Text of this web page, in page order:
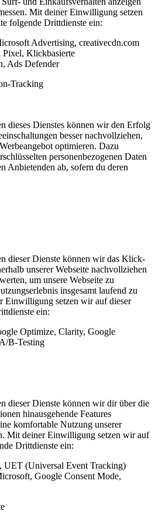
Mit deiner Einwilligung setzen
folgende Drittdienste ein:
Advertising, creativecdn.com
Klickbasierte
Ads Defender
Tracking
dieses Dienstes können wir den Erfolg
besser nachvollziehen,
optimieren. Dazu
personenbezogenen Daten
Anbietenden ab, sofern du deren
dieser Dienste können wir das Klick-
unserer Webseite nachvollziehen
um unsere Webseite zu
insgesamt laufend zu
Einwilligung setzen wir auf dieser
ein:
Optimize, Clarity, Google
B-Testing
dieser Dienste können wir dir über die
hinausgehende Features
komfortable Nutzung unserer
Mit deiner Einwilligung setzen wir auf
Drittdienste ein:
UET (Universal Event Tracking)
Google Consent Mode,